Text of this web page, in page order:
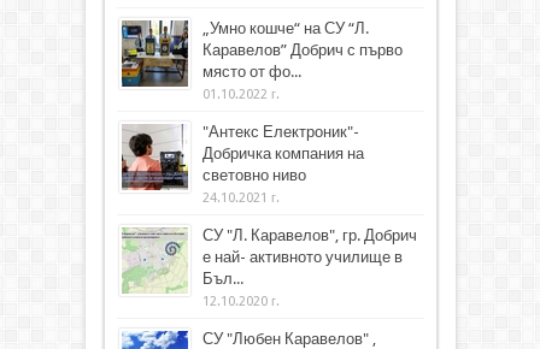
„Умно кошче“ на СУ “Л.
Каравелов” Добрич с първо
място от фо...
01.10.2022 г.
"Антекс Електроник"-
Добричка компания на
световно ниво
24.10.2021 г.
СУ "Л. Каравелов", гр. Добрич
е най- активното училище в
Бъл...
12.10.2020 г.
СУ "Любен Каравелов" ,